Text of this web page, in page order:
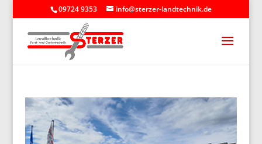
09724 9353 info@sterzer-landtechnik.de